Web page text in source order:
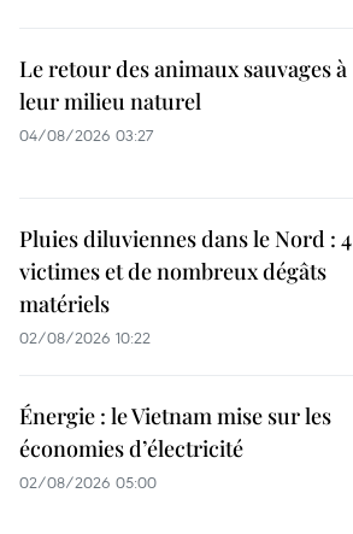
Le retour des animaux sauvages à
leur milieu naturel
04/08/2026 03:27
Pluies diluviennes dans le Nord : 4
victimes et de nombreux dégâts
matériels
02/08/2026 10:22
Énergie : le Vietnam mise sur les
économies d’électricité
02/08/2026 05:00